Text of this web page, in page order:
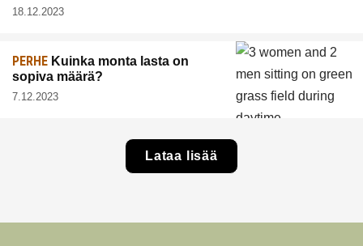
18.12.2023
PERHE Kuinka monta lasta on
sopiva määrä?
7.12.2023
Lataa lisää